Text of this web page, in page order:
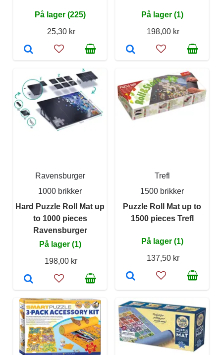
På lager (225)
25,30 kr
På lager (1)
198,00 kr
Ravensburger
1000 brikker
Hard Puzzle Roll Mat up
to 1000 pieces
Ravensburger
På lager (1)
198,00 kr
Trefl
1500 brikker
Puzzle Roll Mat up to
1500 pieces Trefl
På lager (1)
137,50 kr